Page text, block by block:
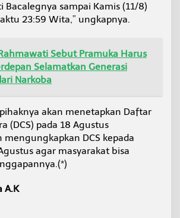
sampai Kamis (11/8)
23:59 Wita,” ungkapnya.
Sebut Pramuka Harus
Selamatkan Generasi
Narkoba
akan menetapkan Daftar
(DCS) pada 18 Agustus
DCS kepada
agar masyarakat bisa
A.K